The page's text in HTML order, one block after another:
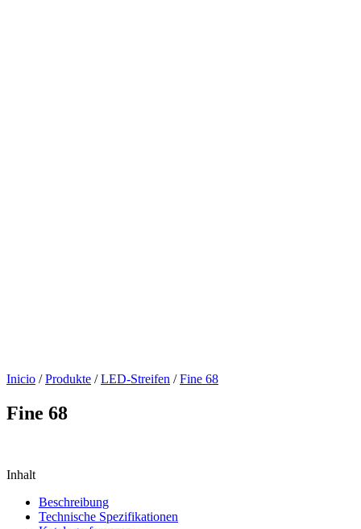
Inicio / Produkte / LED-Streifen / Fine 68
Fine 68
Inhalt
Beschreibung
Technische Spezifikationen